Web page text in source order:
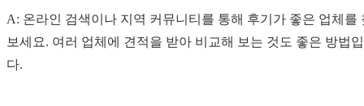
A: 온라인 검색이나 지역 커뮤니티를 통해 후기가 좋은 업체를
보세요. 여러 업체에 견적을 받아 비교해 보는 것도 좋은 방법
다.